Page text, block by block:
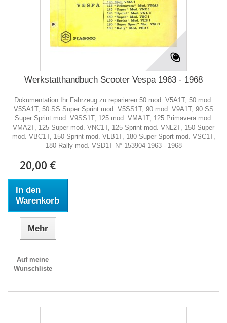
Werkstatthandbuch Scooter Vespa 1963 - 1968
Dokumentation Ihr Fahrzeug zu reparieren 50 mod. V5A1T, 50 mod.
V5SA1T, 50 SS Super Sprint mod. V5SS1T, 90 mod. V9A1T, 90 SS
Super Sprint mod. V9SS1T, 125 mod. VMA1T, 125 Primavera mod.
VMA2T, 125 Super mod. VNC1T, 125 Sprint mod. VNL2T, 150 Super
mod. VBC1T, 150 Sprint mod. VLB1T, 180 Super Sport mod. VSC1T,
180 Rally mod. VSD1T N° 153904 1963 - 1968
20,00 €
In den
Warenkorb
Mehr
Auf meine
Wunschliste